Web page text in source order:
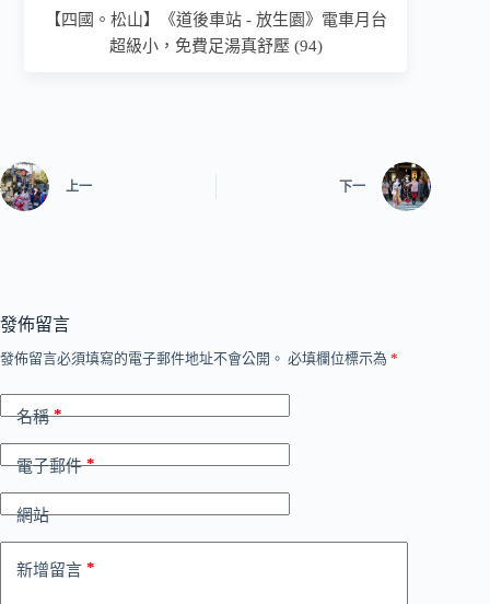
【四國。松山】《道後車站 - 放生園》電車月台
超級小，免費足湯真舒壓 (94)
上一 下一
發佈留言
發佈留言必須填寫的電子郵件地址不會公開。 必填欄位標示為 *
名稱*
電子郵件*
網站
新增留言 *